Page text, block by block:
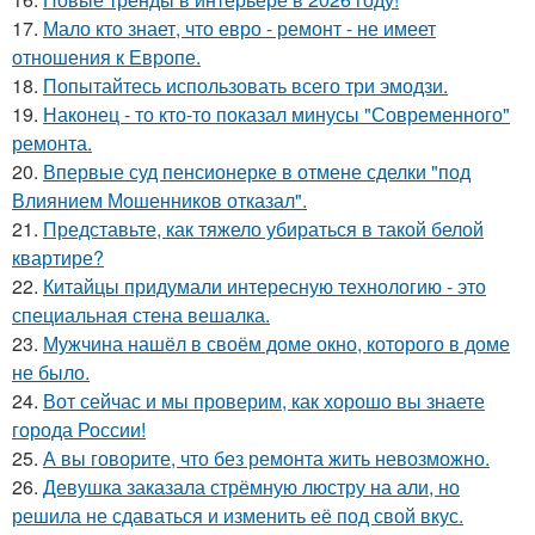
17. Мало кто знает, что евро - ремонт - не имеет
отношения к Европе.
18. Попытайтесь использовать всего три эмодзи.
19. Наконец - то кто-то показал минусы "Современного"
ремонта.
20. Впервые суд пенсионерке в отмене сделки "под
Влиянием Мошенников отказал".
21. Представьте, как тяжело убираться в такой белой
квартире?
22. Китайцы придумали интересную технологию - это
специальная стена вешалка.
23. Мужчина нашёл в своём доме окно, которого в доме
не было.
24. Вот сейчас и мы проверим, как хорошо вы знаете
города России!
25. А вы говорите, что без ремонта жить невозможно.
26. Девушка заказала стрёмную люстру на али, но
решила не сдаваться и изменить её под свой вкус.